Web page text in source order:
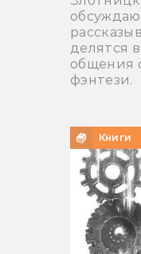
делятся
общения
фэнтези.
Книги